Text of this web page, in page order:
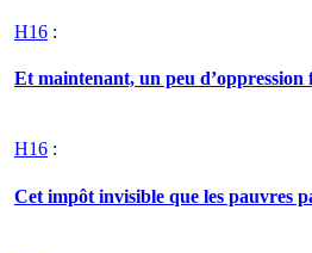
H16 :
Et maintenant, un peu d’oppression
H16 :
Cet impôt invisible que les pauvres